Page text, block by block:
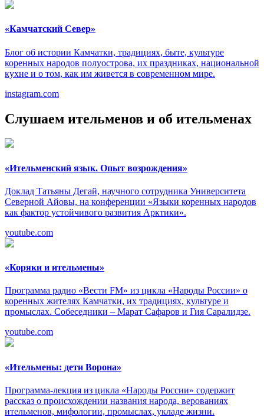
«Камчатский Север»
Блог об истории Камчатки, традициях, быте, культуре
коренных народов полуострова, их праздниках, национальной
кухне и о том, как им живется в современном мире.
instagram.com
Слушаем ительменов и об ительменах
«Ительменский язык. Опыт возрождения»
Доклад Татьяны Дегай, научного сотрудника Университета
Северной Айовы, на конференции «Языки коренных народов
как фактор устойчивого развития Арктики».
youtube.com
«Коряки и ительмены»
Программа радио «Вести FM» из цикла «Народы России» о
коренных жителях Камчатки, их традициях, культуре и
промыслах. Собеседники – Марат Сафаров и Гия Саралидзе.
youtube.com
«Ительмены: дети Ворона»
Программа-лекция из цикла «Народы России» содержит
рассказ о происхождении названия народа, верованиях
ительменов, мифологии, промыслах, укладе жизни.